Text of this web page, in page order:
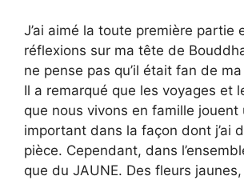
J’ai aimé la toute première partie
réflexions sur ma tête de
ne pense pas qu’il était fan de
Il a remarqué que les voyages et
que nous vivons en famille jouent
important dans la façon dont j’ai
pièce. Cependant, dans
que du JAUNE. Des fleurs